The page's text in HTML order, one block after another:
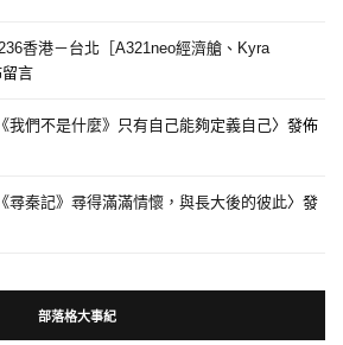
香港－台北［A321neo經濟艙、Kyra
言
我們不是什麼》只有自己能夠定義自己〉發佈
尋秦記》尋得滿滿情懷，與長大後的彼此〉發
部落格大事紀